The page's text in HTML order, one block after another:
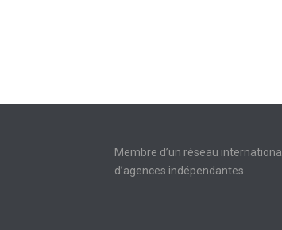
Membre d’un réseau international
d’agences indépendantes